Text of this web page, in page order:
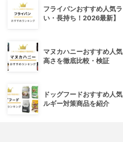
フライパンおすすめ人気
い・長持ち！2026最新】
マヌカハニーおすすめ人
高さを徹底比較・検証
ドッグフードおすすめ人
ルギー対策商品を紹介